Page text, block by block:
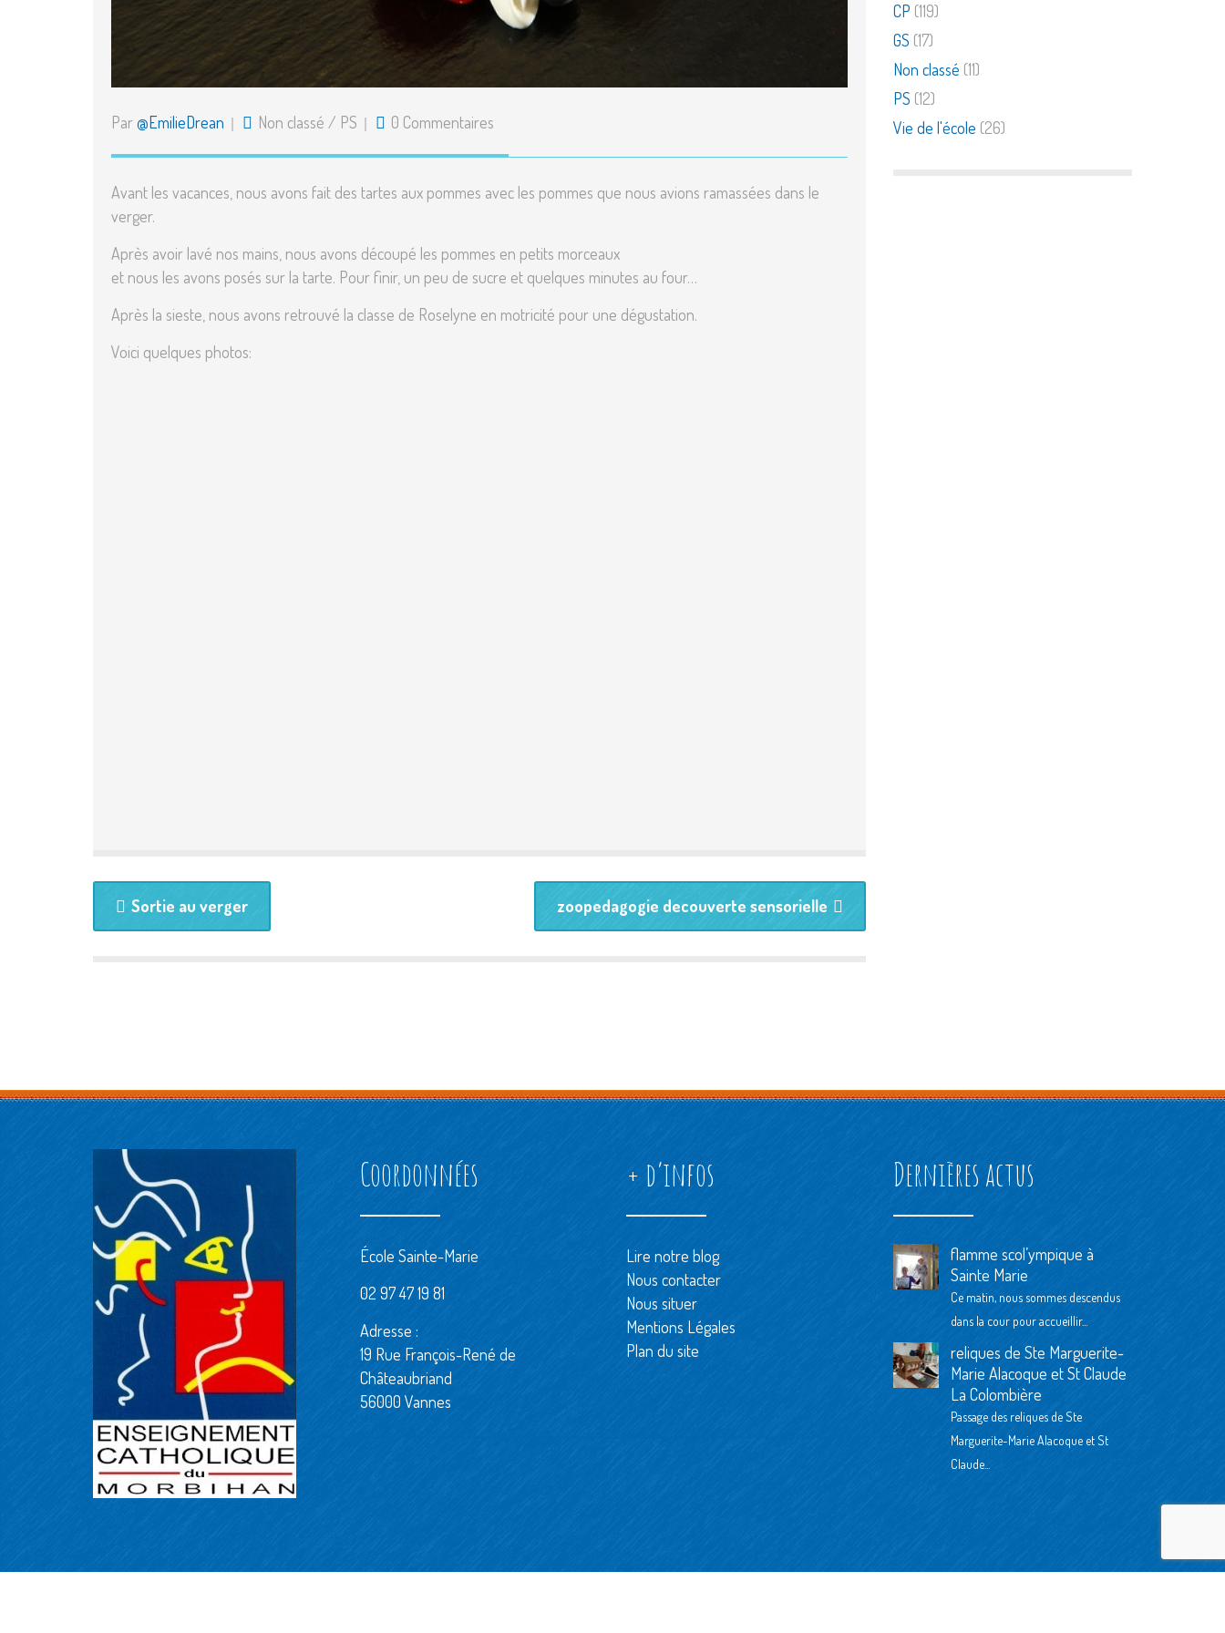
Par@EmilieDrean Non classé / PS 0 Commentaires
Avant les vacances, nous avons fait des tartes aux pommes avec les pommes que nous avions ramassées dans le
verger.
Après avoir lavé nos mains, nous avons découpé les pommes en petits morceaux
et nous les avons posés sur la tarte. Pour finir, un peu de sucre et quelques minutes au four…
Après la sieste, nous avons retrouvé la classe de Roselyne en motricité pour une dégustation.
Voici quelques photos:
Sortie au verger zoopedagogie decouverte sensorielle
CP (119)
GS (17)
Non classé (11)
PS (12)
Vie de l'école (26)
Coordonnées
École Sainte-Marie
02 97 47 19 81
Adresse :
19 Rue François-René de
Châteaubriand
56000 Vannes
+ d’infos
Lire notre blog
Nous contacter
Nous situer
Mentions Légales
Plan du site
Dernières actus
flamme scol’ympique à
Sainte Marie
Ce matin, nous sommes descendus
dans la cour pour accueillir...
reliques de Ste Marguerite-
Marie Alacoque et St Claude
La Colombière
Passage des reliques de Ste
Marguerite-Marie Alacoque et St
Claude...